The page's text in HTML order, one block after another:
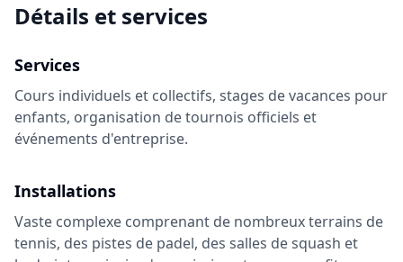
Détails et services
Services
Cours individuels et collectifs, stages de vacances pour
enfants, organisation de tournois officiels et
événements d'entreprise.
Installations
Vaste complexe comprenant de nombreux terrains de
tennis, des pistes de padel, des salles de squash et